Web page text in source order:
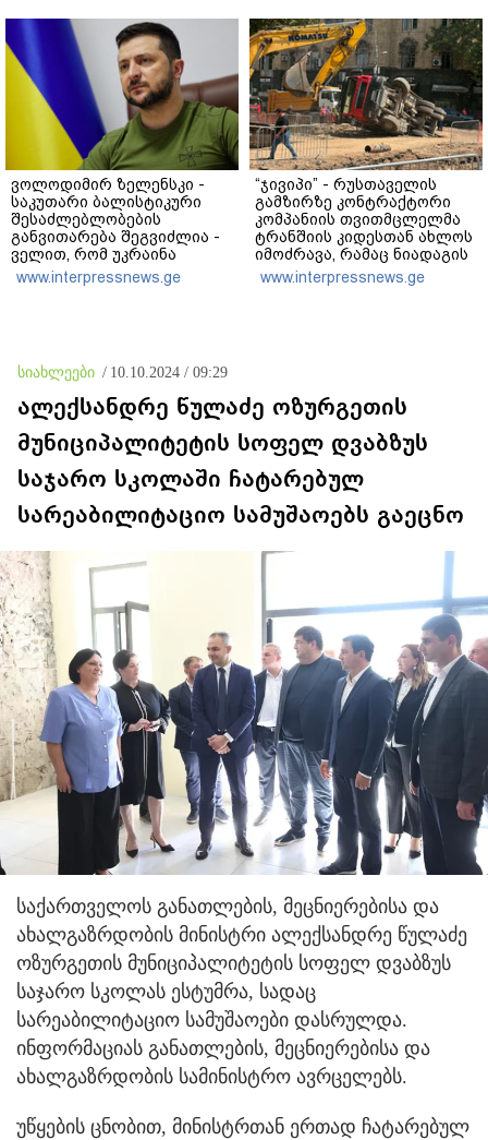
ვოლოდიმირ ზელენსკი -
საკუთარი ბალისტიკური
შესაძლებლობების
განვითარება შეგვიძლია -
ველით, რომ უკრაინა
საჭირო შედეგებს 2026–
2027 წლებში მიაღწევს
www.interpressnews.ge
“ჯივიპი” - რუსთაველის
გამზირზე კონტრაქტორი
კომპანიის თვითმცლელმა
ტრანშიის კიდესთან ახლოს
იმოძრავა, რამაც ნიადაგის
ჩამოშლა და ტექნიკის
მოცურება გამოიწვია,
www.interpressnews.ge
სიახლეები / 10.10.2024 / 09:29
ალექსანდრე წულაძე ოზურგეთის
მუნიციპალიტეტის სოფელ დვაბზუს
საჯარო სკოლაში ჩატარებულ
სარეაბილიტაციო სამუშაოებს გაეცნო
საქართველოს განათლების, მეცნიერებისა და
ახალგაზრდობის მინისტრი ალექსანდრე წულაძე
ოზურგეთის მუნიციპალიტეტის სოფელ დვაბზუს
საჯარო სკოლას ესტუმრა, სადაც
სარეაბილიტაციო სამუშაოები დასრულდა.
ინფორმაციას განათლების, მეცნიერებისა და
ახალგაზრდობის სამინისტრო ავრცელებს.
უწყების ცნობით, მინისტრთან ერთად ჩატარებულ